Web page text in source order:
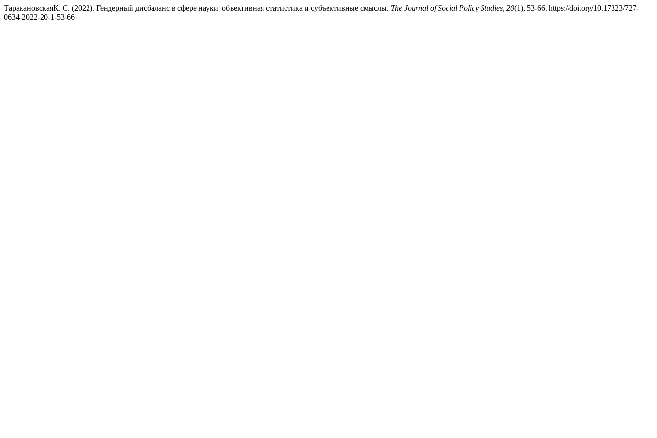
ТаракановскаяК. С. (2022). Гендерный дисбаланс в сфере науки: объективная статистика и субъективные смыслы. The Journal of Social Policy Studies, 20(1), 53-66. https://doi.org/10.17323/727-
0634-2022-20-1-53-66